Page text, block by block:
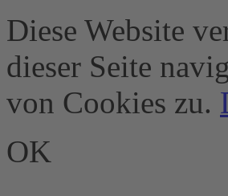
Diese Website
dieser Seite
von Cookies zu.
OK